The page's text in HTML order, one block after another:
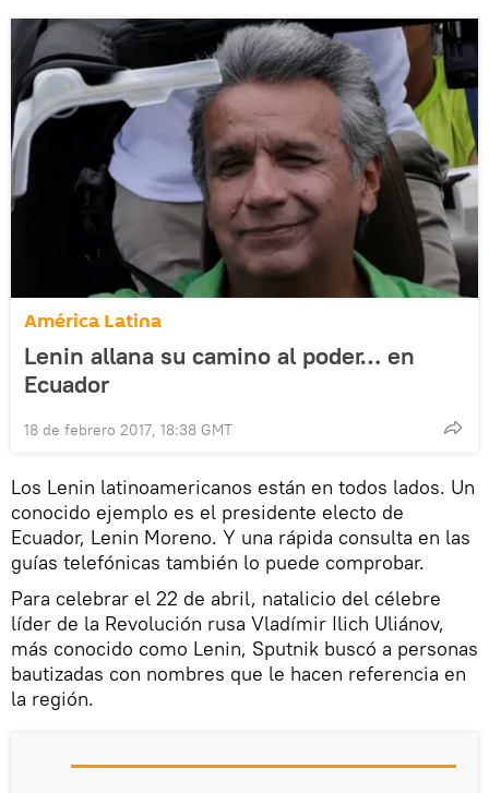
América Latina
Lenin allana su camino al poder… en
Ecuador
18 de febrero 2017, 18:38 GMT
Los Lenin latinoamericanos están en todos lados. Un
conocido ejemplo es el presidente electo de
Ecuador, Lenin Moreno. Y una rápida consulta en las
guías telefónicas también lo puede comprobar.
Para celebrar el 22 de abril, natalicio del célebre
líder de la Revolución rusa Vladímir Ilich Uliánov,
más conocido como Lenin, Sputnik buscó a personas
bautizadas con nombres que le hacen referencia en
la región.